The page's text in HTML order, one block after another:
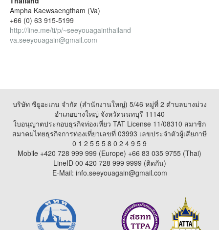
Ampha Kaewsaengtham (Va)
+66 (0) 63 915-5199
http://line.me/ti/p/~seeyouagainthailand
va.seeyouagain@gmail.com
บริษัท ซียูอะเกน จำกัด (สำนักงานใหญ่) 5/46 หมู่ที่ 2 ตำบลบางม่วง
อำเภอบางใหญ่ จังหวัดนนทบุรี 11140
ใบอนุญาตประกอบธุรกิจท่องเที่ยว TAT License 11/08310 สมาชิก
สมาคมไทยธุรกิจการท่องเที่ยวเลขที่ 03993 เลขประจำตัวผู้เสียภาษี
0 1 2 5 5 5 8 0 2 4 9 5 9
Mobile +420 728 999 999 (Europe) +66 83 035 9755 (Thai)
LineID 00 420 728 999 9999 (ติดกัน)
E-Mail: info.seeyouagain@gmail.com